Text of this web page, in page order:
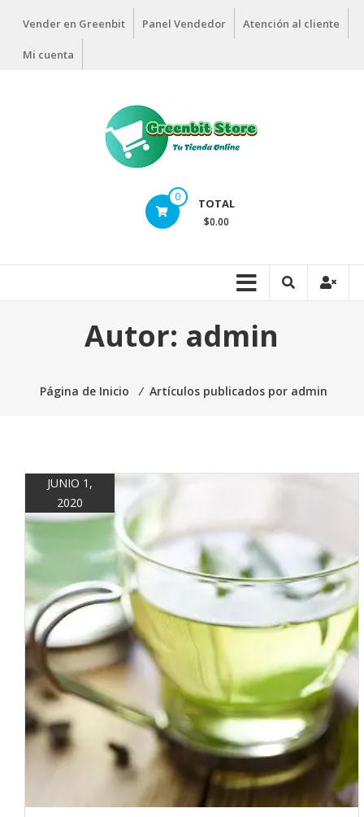
Vender en Greenbit Panel Vendedor Atención al cliente
Mi cuenta
0 TOTAL
$0.00
Autor: admin
Página de Inicio ⁄ Artículos publicados por admin
JUNIO 1,
2020